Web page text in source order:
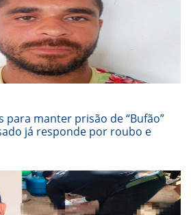
para manter prisão de “Bufão”
já responde por roubo e